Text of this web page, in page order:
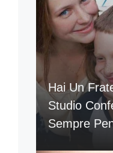
Hai Un
Studio
Sempre